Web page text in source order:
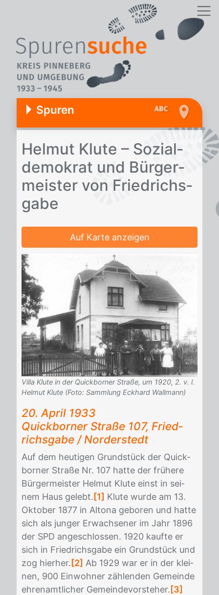
Spuren
Hel­mut Klu­te – So­zi­al­
de­mo­krat und Bür­ger­
meis­ter von Fried­richs­
ga­be
Auf Karte anzeigen
Villa Klute in der Quickborner Straße, um 1920, 2. v. l.
Helmut Klute (Foto: Sammlung Eckhard Wallmann)
20. April 1933
Quick­bor­ner Stra­ße 107, Fried­
richs­ga­be / Nor­der­stedt
Auf dem heu­ti­gen Grund­stück der Quick­
bor­ner Stra­ße Nr. 107 hat­te der frü­he­re
Bür­ger­meis­ter Hel­mut Klu­te einst in sei­
nem Haus ge­lebt. [1] Klu­te wur­de am 13.
Ok­to­ber 1877 in Al­to­na ge­bo­ren und hat­te
sich als jun­ger Er­wach­se­ner im Jahr 1896
der SPD an­ge­schlos­sen. 1920 kauf­te er
sich in Fried­richs­ga­be ein Grund­stück und
zog hier­her. [2] Ab 1929 war er in der klei­
nen, 900 Ein­woh­ner zäh­len­den Ge­mein­de
eh­ren­amt­li­cher Ge­mein­de­vor­ste­her. [3]